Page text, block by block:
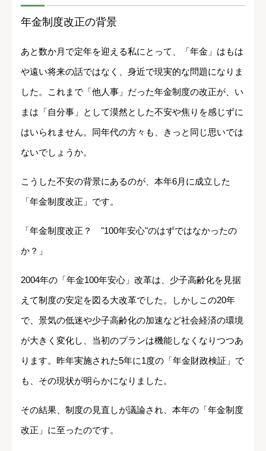
年金制度改正の背景
あと数か月で定年を迎える私にとって、「年金」はもは
や遠い将来の話ではなく、身近で現実的な問題になりま
した。これまで「他人事」だった年金制度の改正が、い
まは「自分事」として漠然とした不安や焦りを感じずに
はいられません。同年代の方々も、きっと同じ思いでは
ないでしょうか。
こうした不安の背景にあるのが、本年6月に成立した
「年金制度改正」です。
「年金制度改正？ "100年安心"のはずではなかったの
か？」
2004年の「年金100年安心」改革は、少子高齢化を見据
えて制度の安定を図る大改革でした。しかしこの20年
で、景気の低迷や少子高齢化の加速など社会経済の環境
が大きく変化し、当初のプランは機能しなくなりつつあ
ります。昨年実施された5年に1度の「年金財政検証」で
も、その現状が明らかになりました。
その結果、制度の見直しが議論され、本年の「年金制度
改正」に至ったのです。